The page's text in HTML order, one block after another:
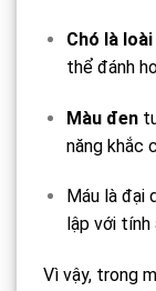
Chó là
thể đánh
Màu đen
năng khắc
Máu là đại
lập với tính
Vì vậy, trong